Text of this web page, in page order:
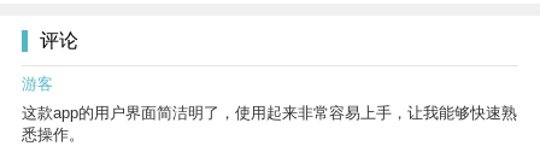
评论
游客
这款app的用户界面简洁明了，使用起来非常容易上手，让我能够快速熟
悉操作。